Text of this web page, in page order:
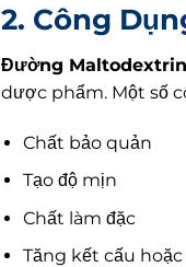
2. Công
Đường Maltodextrin
dược phẩm. Một số
Chất bảo quản
Tạo độ mịn
Chất làm đặc
Tăng kết cấu